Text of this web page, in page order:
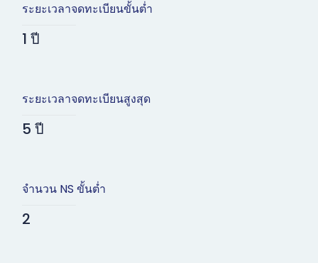
ระยะเวลาจดทะเบียนขั้นต่ำ
1 ปี
ระยะเวลาจดทะเบียนสูงสุด
5 ปี
จำนวน NS ขั้นต่ำ
2